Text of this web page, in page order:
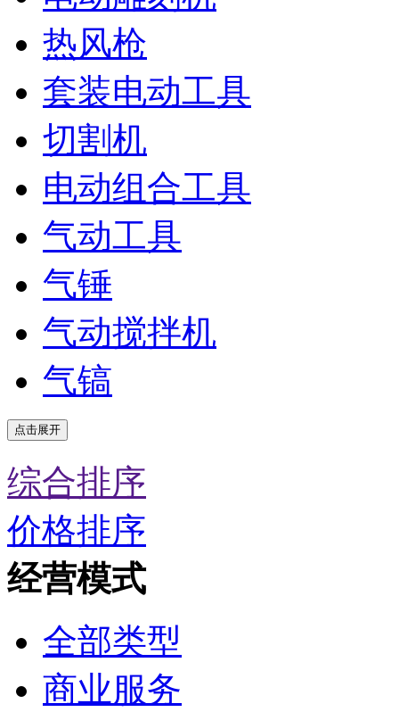
热风枪
套装电动工具
切割机
电动组合工具
气动工具
气锤
气动搅拌机
气镐
点击展开
综合排序
价格排序
经营模式
全部类型
商业服务